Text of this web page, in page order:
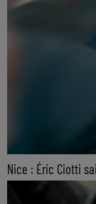
Nice : Éric Ciotti